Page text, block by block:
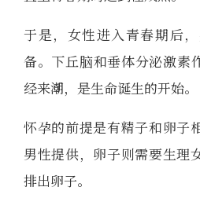
于是，女性进入青春期后
备。下丘脑和垂体分泌激素
经来潮，是生命诞生的开始。
怀孕的前提是有精子和卵子
男性提供，卵子则需要生理
排出卵子。